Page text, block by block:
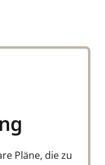
Pläne, die zu